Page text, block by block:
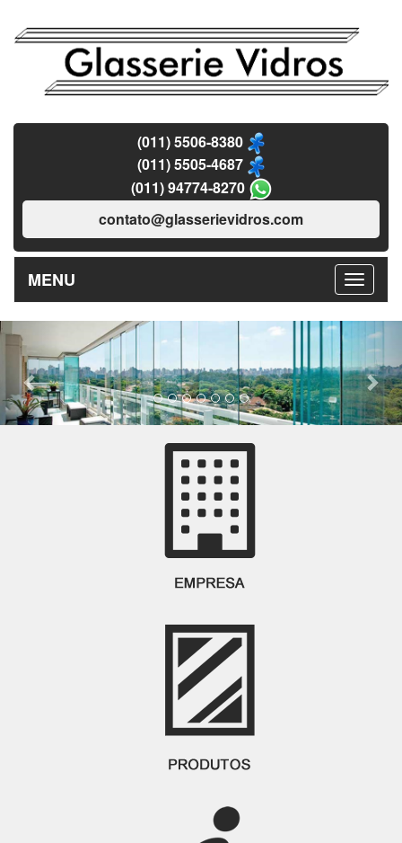
(011) 5506-8380
(011) 5505-4687
(011) 94774-8270
contato@glasserievidros.com
MENU
Previous